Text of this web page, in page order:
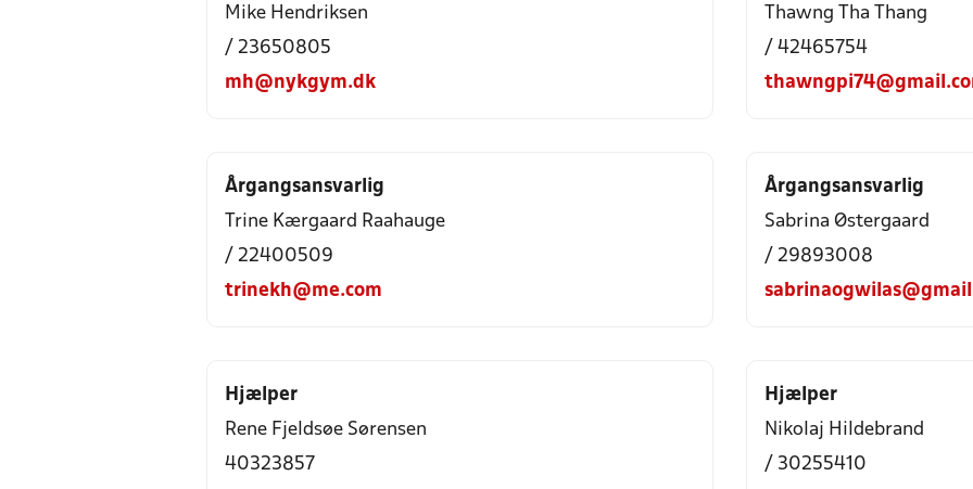
Mike Hendriksen
/ 23650805
mh@nykgym.dk
Thawng Tha Thang
/ 42465754
Årgangsansvarlig
Trine Kærgaard Raahauge
/ 22400509
trinekh@me.com
Årgangsansvarlig
Sabrina Østergaard
/ 29893008
Hjælper
Rene Fjeldsøe Sørensen
40323857
Hjælper
Nikolaj Hildebrand
/ 30255410